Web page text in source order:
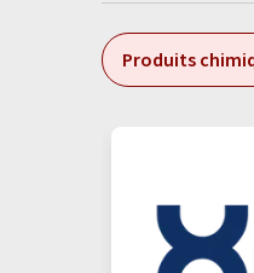
Produits